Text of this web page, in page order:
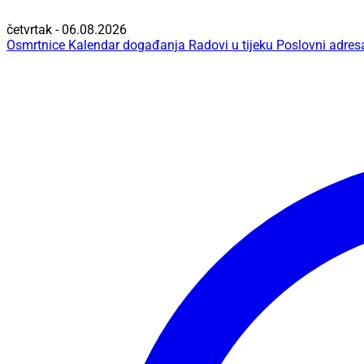
četvrtak - 06.08.2026
Osmrtnice Kalendar događanja Radovi u tijeku Poslovni